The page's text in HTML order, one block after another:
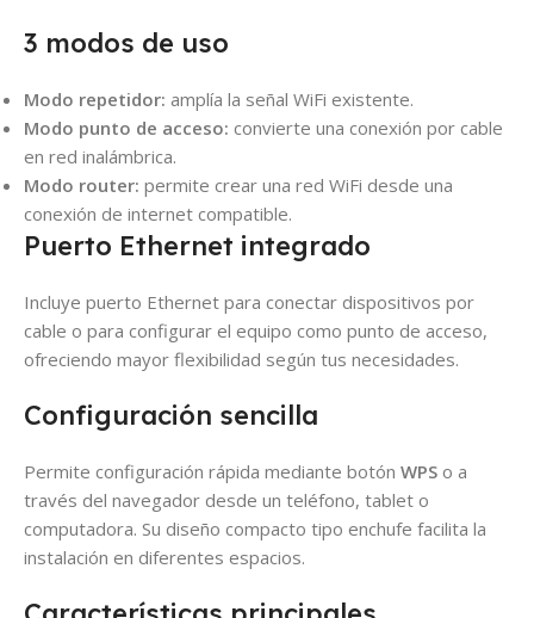
3 modos de uso
Modo repetidor: amplía la señal WiFi existente.
Modo punto de acceso: convierte una conexión por cable
en red inalámbrica.
Modo router: permite crear una red WiFi desde una
conexión de internet compatible.
Puerto Ethernet integrado
Incluye puerto Ethernet para conectar dispositivos por
cable o para configurar el equipo como punto de acceso,
ofreciendo mayor flexibilidad según tus necesidades.
Configuración sencilla
Permite configuración rápida mediante botón WPS o a
través del navegador desde un teléfono, tablet o
computadora. Su diseño compacto tipo enchufe facilita la
instalación en diferentes espacios.